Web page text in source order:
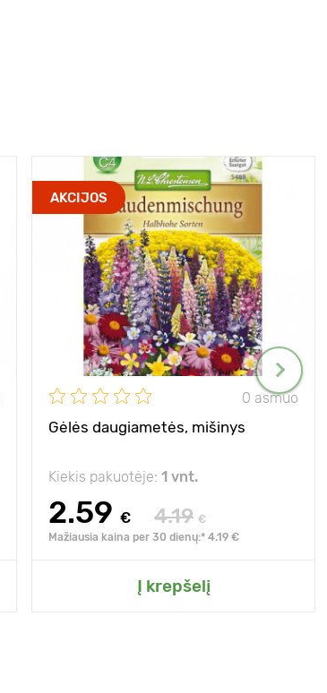
AKCIJOS
0 asmuo
Gėlės daugiametės, mišinys
Kiekis pakuotėje: 1 vnt.
2.59 € 4.19 €
Mažiausia kaina per 30 dienų:* 4.19 €
Į krepšelį